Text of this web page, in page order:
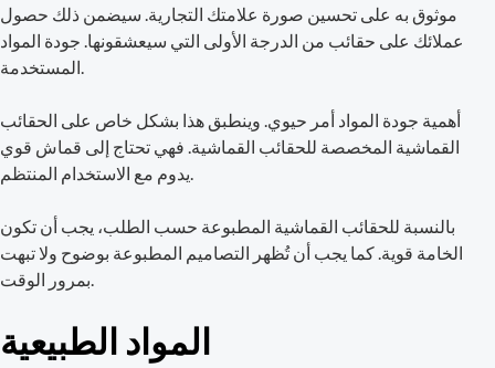
موثوق به على تحسين صورة علامتك التجارية. سيضمن ذلك حصول
عملائك على حقائب من الدرجة الأولى التي سيعشقونها. جودة المواد
المستخدمة.
أهمية جودة المواد أمر حيوي. وينطبق هذا بشكل خاص على الحقائب
القماشية المخصصة للحقائب القماشية. فهي تحتاج إلى قماش قوي
يدوم مع الاستخدام المنتظم.
بالنسبة للحقائب القماشية المطبوعة حسب الطلب، يجب أن تكون
الخامة قوية. كما يجب أن تُظهر التصاميم المطبوعة بوضوح ولا تبهت
بمرور الوقت.
المواد الطبيعية